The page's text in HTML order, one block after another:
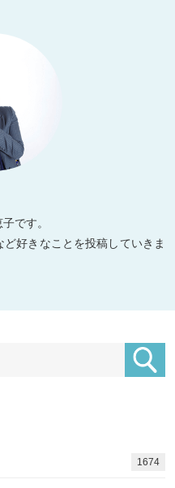
です。
好きなことを投稿していきま
1834